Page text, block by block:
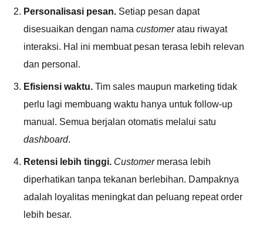
Personalisasi pesan. Setiap pesan dapat
disesuaikan dengan nama customeratau riwayat
interaksi. Hal ini membuat pesan terasa lebih relevan
dan personal.
Efisiensi waktu. Tim sales maupun marketing tidak
perlu lagi membuang waktu hanya untuk follow-up
manual. Semua berjalan otomatis melalui satu
dashboard.
Retensi lebih tinggi. Customermerasa lebih
diperhatikan tanpa tekanan berlebihan. Dampaknya
adalah loyalitas meningkat dan peluang repeat order
lebih besar.